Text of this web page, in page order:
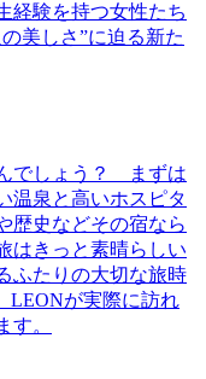
経験を持つ女性たち
美しさ”に迫る新た
でしょう？ まずは
温泉と高いホスピタ
歴史などその宿なら
はきっと素晴らしい
ふたりの大切な旅時
LEONが実際に訪れ
す。